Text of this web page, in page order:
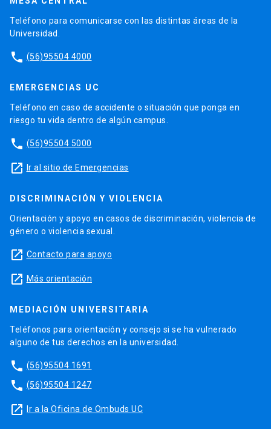
Teléfono para comunicarse con las distintas áreas de la
Universidad.
phone (56)95504 4000
EMERGENCIAS UC
Teléfono en caso de accidente o situación que ponga en
riesgo tu vida dentro de algún campus.
phone (56)95504 5000
launch Ir al sitio de Emergencias
DISCRIMINACIÓN Y VIOLENCIA
Orientación y apoyo en casos de discriminación, violencia de
género o violencia sexual.
launch Contacto para apoyo
launch Más orientación
MEDIACIÓN UNIVERSITARIA
Teléfonos para orientación y consejo si se ha vulnerado
alguno de tus derechos en la universidad.
phone (56)95504 1691
phone (56)95504 1247
launch Ir a la Oficina de Ombuds UC